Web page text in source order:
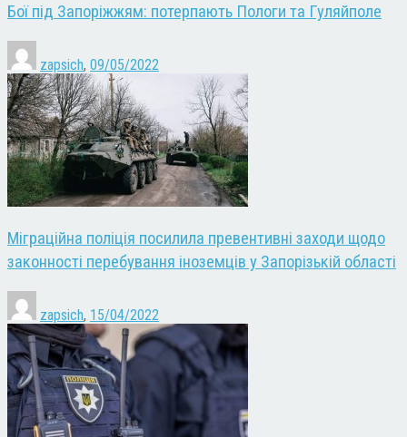
Бої під Запоріжжям: потерпають Пологи та Гуляйполе
zapsich, 09/05/2022
Міграційна поліція посилила превентивні заходи щодо
законності перебування іноземців у Запорізькій області
zapsich, 15/04/2022